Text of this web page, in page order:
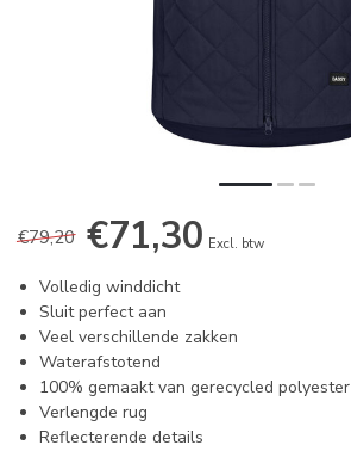
€79,20 €71,30 Excl. btw
Volledig winddicht
Sluit perfect aan
Veel verschillende zakken
Waterafstotend
100% gemaakt van gerecycled polyester
Verlengde rug
Reflecterende details